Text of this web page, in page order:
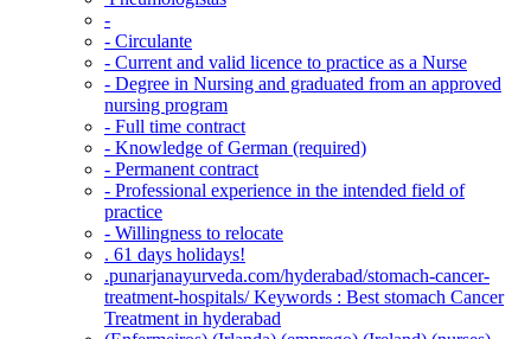
-
- Circulante
- Current and valid licence to practice as a Nurse
- Degree in Nursing and graduated from an approved
nursing program
- Full time contract
- Knowledge of German (required)
- Permanent contract
- Professional experience in the intended field of
practice
- Willingness to relocate
. 61 days holidays!
.punarjanayurveda.com/hyderabad/stomach-cancer-
treatment-hospitals/ Keywords : Best stomach Cancer
Treatment in hyderabad